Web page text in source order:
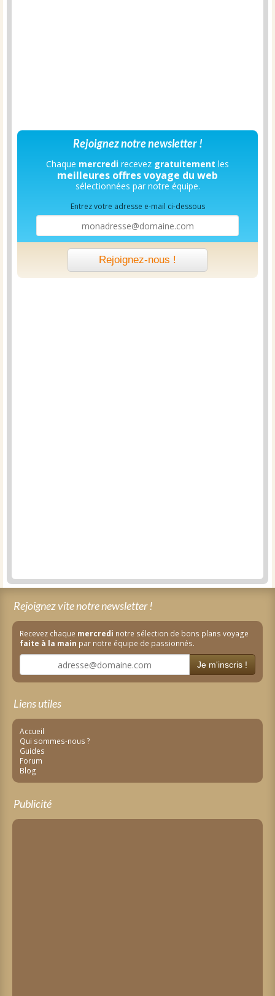
Rejoignez notre newsletter !
Chaque mercredi recevez gratuitement les
meilleures offres voyage du web
sélectionnées par notre équipe.
Entrez votre adresse e-mail ci-dessous
Rejoignez-nous !
Rejoignez vite notre newsletter !
Recevez chaque mercredi notre sélection de bons plans voyage
faite à la main par notre équipe de passionnés.
Je m'inscris !
Liens utiles
Accueil
Qui sommes-nous ?
Guides
Forum
Blog
Publicité